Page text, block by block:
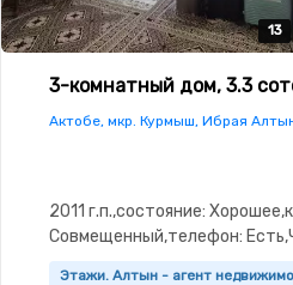
13
13
13
13
13
3-комнатный дом, 3.3
Актобе, мкр. Курмыш, Ибрая
2011 г.п.,состояние:
Совмещенный,телефон:
меблирована,потолки:
Этажи. Алтын - агент